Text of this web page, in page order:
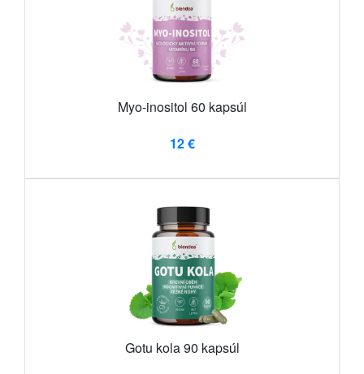
Myo-inositol 60 kapsúl
12 €
Gotu kola 90 kapsúl